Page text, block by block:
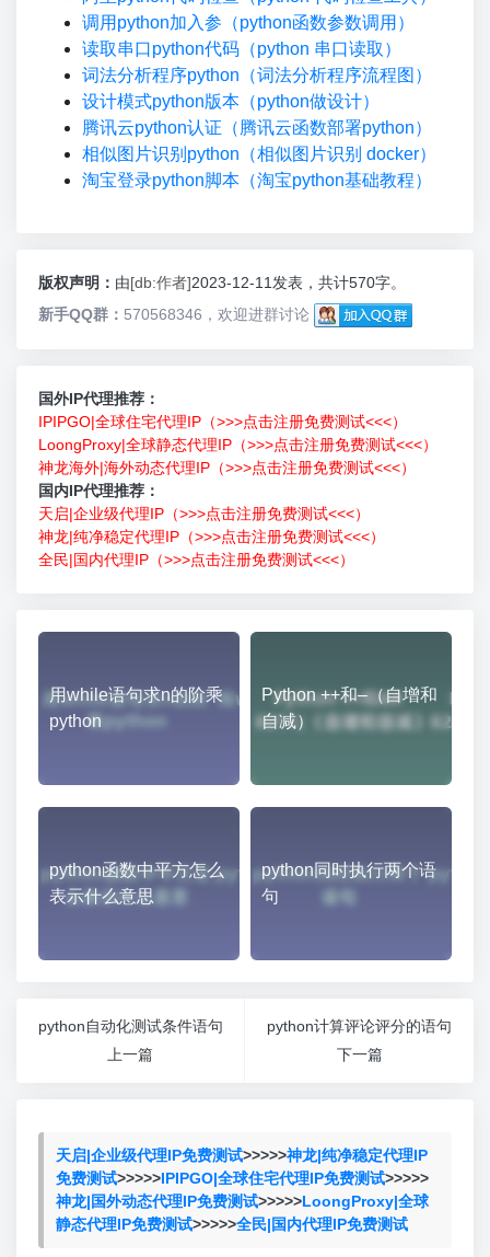
调用python加入参（python函数参数调用）
读取串口python代码（python 串口读取）
词法分析程序python（词法分析程序流程图）
设计模式python版本（python做设计）
腾讯云python认证（腾讯云函数部署python）
相似图片识别python（相似图片识别 docker）
淘宝登录python脚本（淘宝python基础教程）
版权声明： 由[db:作者]2023-12-11发表，共计570字。
新手QQ群： 570568346，欢迎进群讨论
国外IP代理推荐：
IPIPGO|全球住宅代理IP（>>>点击注册免费测试<<<）
LoongProxy|全球静态代理IP（>>>点击注册免费测试<<<）
神龙海外|海外动态代理IP（>>>点击注册免费测试<<<）
国内IP代理推荐：
天启|企业级代理IP（>>>点击注册免费测试<<<）
神龙|纯净稳定代理IP（>>>点击注册免费测试<<<）
全民|国内代理IP（>>>点击注册免费测试<<<）
用while语句求n的阶乘
python
Python ++和–（自增和
自减）
python函数中平方怎么
表示什么意思
python同时执行两个语
句
python自动化测试条件语句
上一篇
python计算评论评分的语句
下一篇
天启|企业级代理IP免费测试>>>>>神龙|纯净稳定代理IP
免费测试>>>>>IPIPGO|全球住宅代理IP免费测试>>>>>
神龙|国外动态代理IP免费测试>>>>>LoongProxy|全球
静态代理IP免费测试>>>>>全民|国内代理IP免费测试